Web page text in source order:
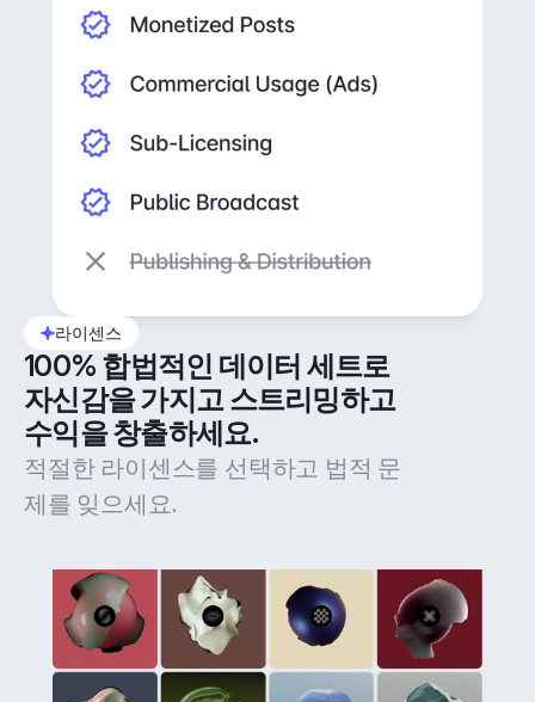
라이센스
100% 합법적인 데이터 세트로
자신감을 가지고 스트리밍하고
수익을 창출하세요.
적절한 라이센스를 선택하고 법적 문
제를 잊으세요.